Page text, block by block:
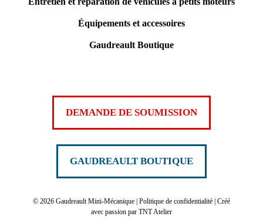
Équipements et accessoires
Gaudreault Boutique
DEMANDE DE SOUMISSION
GAUDREAULT BOUTIQUE
© 2026 Gaudreault Mini-Mécanique | Politique de confidentialité| Créé
avec passion par TNT Atelier